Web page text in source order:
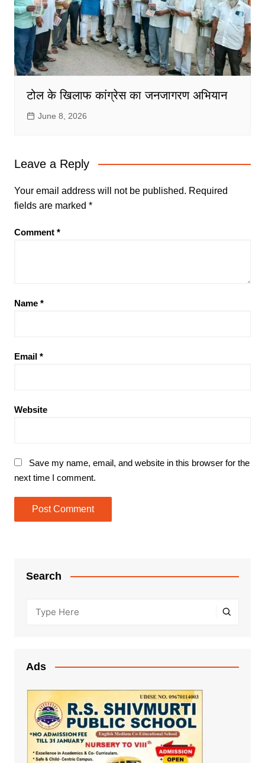
टोल के खिलाफ कांग्रेस का जनजागरण अभियान
June 8, 2026
Leave a Reply
Your email address will not be published. Required
fields are marked *
Comment *
Name *
Email *
Website
Save my name, email, and website in this browser for the
next time I comment.
Search
Ads